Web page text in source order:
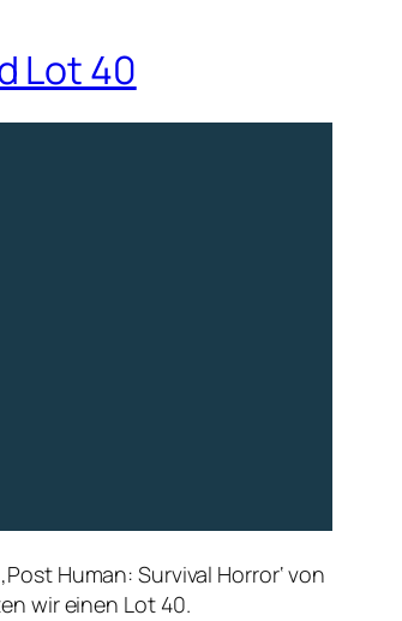
Lot 40
Human: Survival Horror‘ von
wir einen Lot 40.